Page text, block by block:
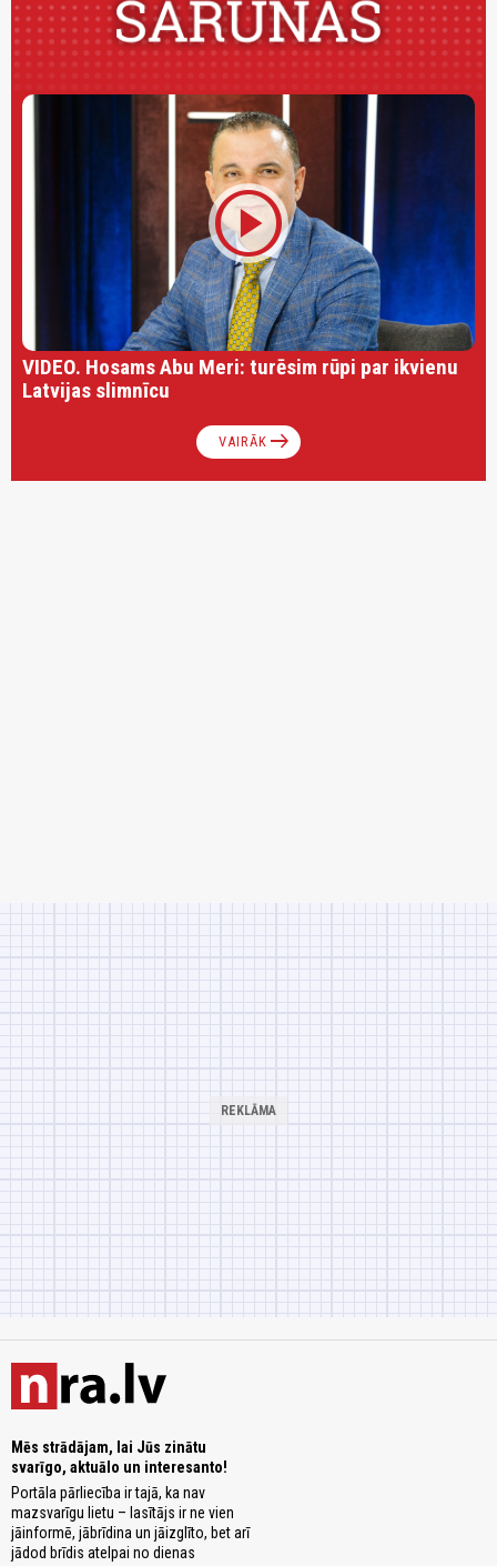
play_circle
VIDEO. Hosams Abu Meri: turēsim rūpi par ikvienu
Latvijas slimnīcu
VAIRĀK arrow_right_alt
Mēs strādājam, lai Jūs zinātu
svarīgo, aktuālo un interesanto!
Portāla pārliecība ir tajā, ka nav
mazsvarīgu lietu – lasītājs ir ne vien
jāinformē, jābrīdina un jāizglīto, bet arī
jādod brīdis atelpai no dienas